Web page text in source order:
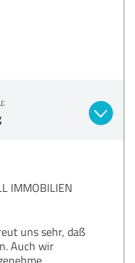
IMMOBILIEN
uns sehr, daß
Auch wir